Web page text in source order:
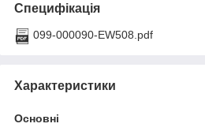
Специфікація
099-000090-EW508.pdf
Характеристики
Основні